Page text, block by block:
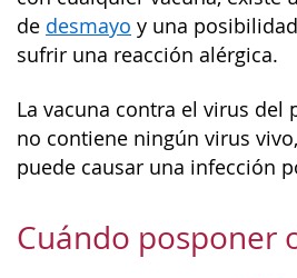
de desmayo y una
sufrir una reacción alérgica.
La vacuna contra el virus del
no contiene ningún virus
puede causar una infección
Cuándo posponer